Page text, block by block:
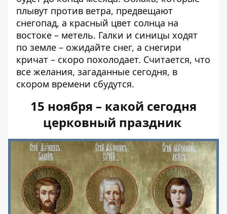
плывут против ветра, предвещают
снегопад, а красный цвет солнца на
востоке – метель. Галки и синицы ходят
по земле – ожидайте снег, а снегири
кричат – скоро похолодает. Считается, что
все желания, загаданные сегодня, в
скором времени сбудутся.
15 ноября – какой сегодня
церковный праздник